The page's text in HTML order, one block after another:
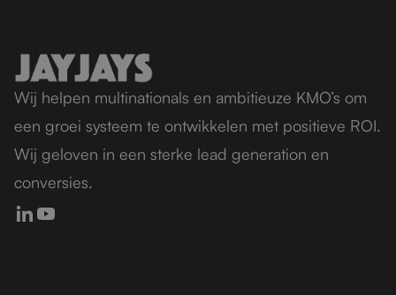
Wij helpen multinationals en ambitieuze KMO’s om
een groei systeem te ontwikkelen met positieve ROI.
Wij geloven in een sterke lead generation en
conversies.